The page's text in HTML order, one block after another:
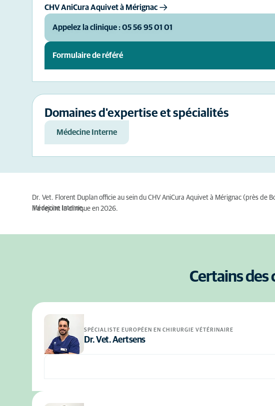
CHV AniCura Aquivet à Mérignac
Appelez la clinique : 05 56 95 01 01
Formulaire de référé
Domaines d'expertise et spécialités
Médecine Interne
Dr. Vet. Florent Duplan officie au sein du CHV AniCura Aquivet à Mérignac (près de
Médecine Interne.
Il a rejoint la clinique en 2026.
Certains des
SPÉCIALISTE EUROPÉEN EN CHIRURGIE VÉTÉRINAIRE
Dr. Vet. Aertsens